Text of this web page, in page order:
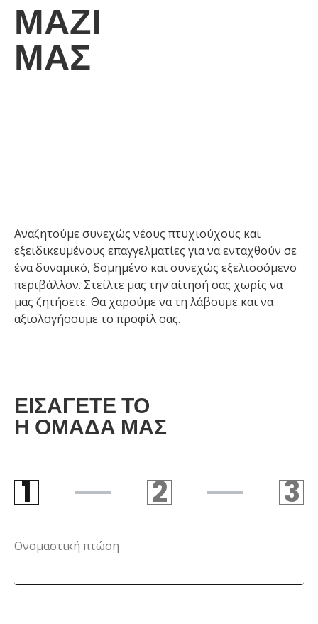
ΜΑΖΊ
ΜΑΣ
Αναζητούμε συνεχώς νέους πτυχιούχους και
εξειδικευμένους επαγγελματίες για να ενταχθούν σε
ένα δυναμικό, δομημένο και συνεχώς εξελισσόμενο
περιβάλλον. Στείλτε μας την αίτησή σας χωρίς να
μας ζητήσετε. Θα χαρούμε να τη λάβουμε και να
αξιολογήσουμε το προφίλ σας.
ΕΙΣΆΓΕΤΕ ΤΟ
Η ΟΜΆΔΑ ΜΑΣ
1STEP 1 2STEP 2 3
Ονομαστική πτώση